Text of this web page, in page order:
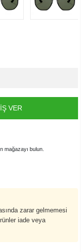
VER
mağazayı bulun.
zarar gelmemesi
iade veya